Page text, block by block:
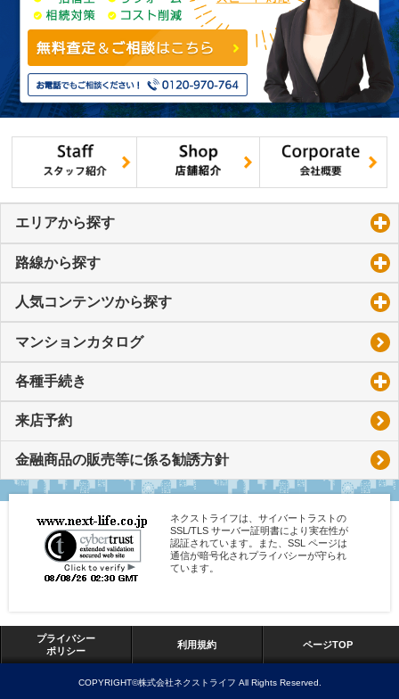
エリアから探す
路線から探す
人気コンテンツから探す
マンションカタログ
各種手続き
来店予約
金融商品の販売等に係る勧誘方針
ネクストライフは、サイバートラストの
SSL/TLS サーバー証明書により実在性が
認証されています。また、SSL ページは
通信が暗号化されプライバシーが守られ
ています。
プライバシー
ポリシー
利用規約 ページTOP
COPYRIGHT©株式会社ネクストライフ All Rights Reserved.